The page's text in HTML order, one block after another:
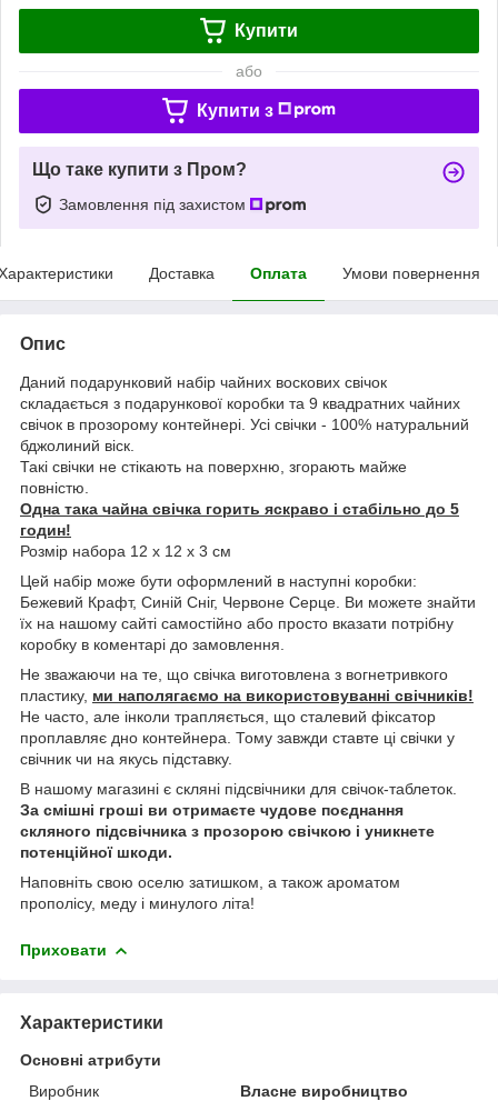
Купити
або
Купити з
Що таке купити з Пром?
Замовлення під захистом
Доставка Оплата Умови повернення
Опис
Даний подарунковий набір чайних воскових свічок
складається з подарункової коробки та 9 квадратних чайних
свічок в прозорому контейнері. Усі свічки - 100% натуральний
бджолиний віск.
Такі свічки не стікають на поверхню, згорають майже
повністю.
Одна така чайна свічка горить яскраво і стабільно до 5
годин!
Розмір набора 12 х 12 х 3 см
Цей набір може бути оформлений в наступні коробки:
Бежевий Крафт, Синій Сніг, Червоне Серце. Ви можете знайти
їх на нашому сайті самостійно або просто вказати потрібну
коробку в коментарі до замовлення.
Не зважаючи на те, що свічка виготовлена з вогнетривкого
пластику, ми наполягаємо на використовуванні свічників!
Не часто, але інколи трапляється, що сталевий фіксатор
проплавляє дно контейнера. Тому завжди ставте ці свічки у
свічник чи на якусь підставку.
В нашому магазині є скляні підсвічники для свічок-таблеток.
За смішні гроші ви отримаєте чудове поєднання
скляного підсвічника з прозорою свічкою і уникнете
потенційної шкоди.
Наповніть свою оселю затишком, а також ароматом
прополісу, меду і минулого літа!
Приховати
Характеристики
Основні атрибути
Виробник
Власне виробництво